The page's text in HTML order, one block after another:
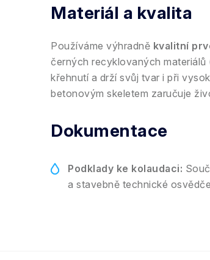
Materiál a kvalita
Používáme výhradně kvalitní
černých recyklovaných materiálů
křehnutí a drží svůj tvar i při
betonovým skeletem zaručuje
Dokumentace
Podklady ke kolaudaci:
a stavebně technické